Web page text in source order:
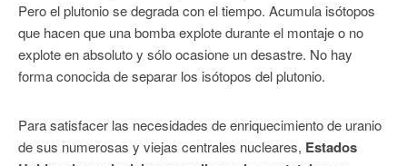
Pero el plutonio se degrada con el tiempo. Acumula isótopos
que hacen que una bomba explote durante el montaje o no
explote en absoluto y sólo ocasione un desastre. No hay
forma conocida de separar los isótopos del plutonio.
Para satisfacer las necesidades de enriquecimiento de uranio
de sus numerosas y viejas centrales nucleares, Estados